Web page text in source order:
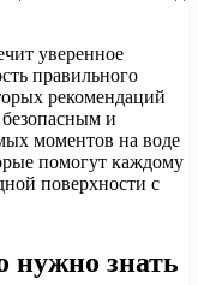
уверенное
правильного
рекомендаций
и
моментов на воде
помогут каждому
поверхности с
нужно знать